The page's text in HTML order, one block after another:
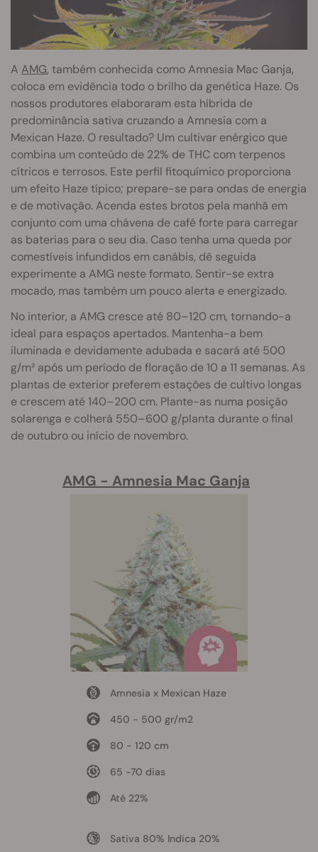
A AMG, também conhecida como Amnesia Mac Ganja,
coloca em evidência todo o brilho da genética Haze. Os
nossos produtores elaboraram esta híbrida de
predominância sativa cruzando a Amnesia com a
Mexican Haze. O resultado? Um cultivar enérgico que
combina um conteúdo de 22% de THC com terpenos
cítricos e terrosos. Este perfil fitoquímico proporciona
um efeito Haze típico; prepare-se para ondas de energia
e de motivação. Acenda estes brotos pela manhã em
conjunto com uma chávena de café forte para carregar
as baterias para o seu dia. Caso tenha uma queda por
comestíveis infundidos em canábis, dê seguida
experimente a AMG neste formato. Sentir-se extra
mocado, mas também um pouco alerta e energizado.
No interior, a AMG cresce até 80–120 cm, tornando-a
ideal para espaços apertados. Mantenha-a bem
iluminada e devidamente adubada e sacará até 500
g/m² após um período de floração de 10 a 11 semanas. As
plantas de exterior preferem estações de cultivo longas
e crescem até 140–200 cm. Plante-as numa posição
solarenga e colherá 550–600 g/planta durante o final
de outubro ou início de novembro.
AMG - Amnesia Mac Ganja
Amnesia x Mexican Haze
450 - 500 gr/m2
80 - 120 cm
65 -70 dias
Até 22%
Sativa 80% Indica 20%